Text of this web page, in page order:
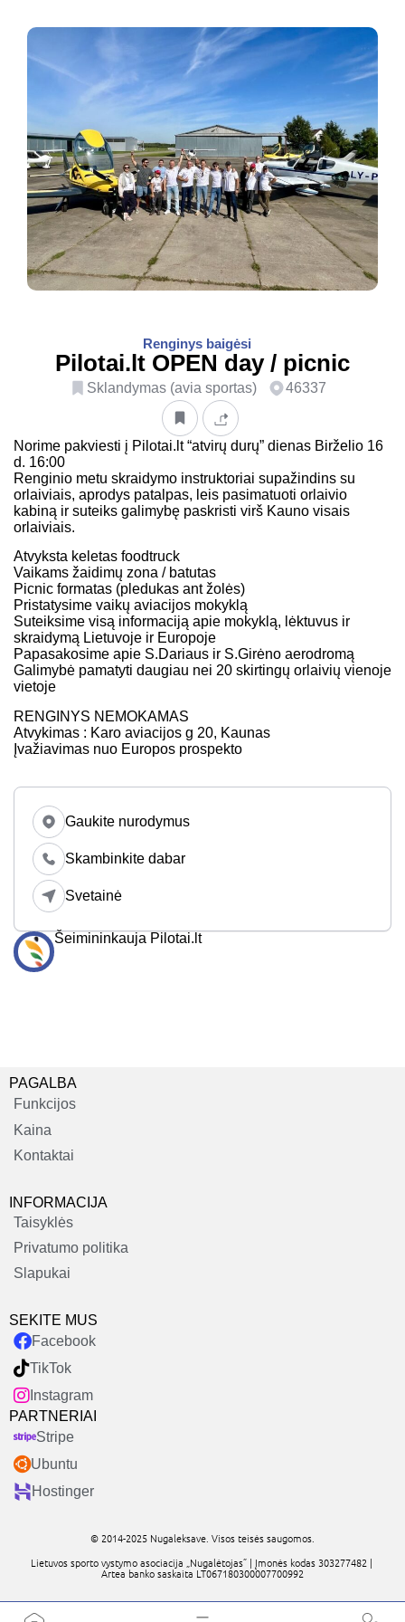
Renginys baigėsi
Pilotai.lt OPEN day / picnic
Sklandymas (avia sportas) 46337
Norime pakviesti į Pilotai.lt “atvirų durų” dienas Birželio 16
d. 16:00
Renginio metu skraidymo instruktoriai supažindins su
orlaiviais, aprodys patalpas, leis pasimatuoti orlaivio
kabiną ir suteiks galimybę paskristi virš Kauno visais
orlaiviais.
Atvyksta keletas foodtruck
Vaikams žaidimų zona / batutas
Picnic formatas (pledukas ant žolės)
Pristatysime vaikų aviacijos mokyklą
Suteiksime visą informaciją apie mokyklą, lėktuvus ir
skraidymą Lietuvoje ir Europoje
Papasakosime apie S.Dariaus ir S.Girėno aerodromą
Galimybė pamatyti daugiau nei 20 skirtingų orlaivių vienoje
vietoje
RENGINYS NEMOKAMAS
Atvykimas : Karo aviacijos g 20, Kaunas
Įvažiavimas nuo Europos prospekto
Gaukite nurodymus
Skambinkite dabar
Svetainė
Šeimininkauja Pilotai.lt
PAGALBA
Funkcijos
Kaina
Kontaktai
INFORMACIJA
Taisyklės
Privatumo politika
Slapukai
SEKITE MUS
Facebook
TikTok
Instagram
PARTNERIAI
Stripe
Ubuntu
Hostinger
© 2014-2025 Nugaleksave. Visos teisės saugomos.
Lietuvos sporto vystymo asociacija „Nugalėtojas” | Įmonės kodas 303277482 |
Artea banko saskaita LT067180300007700992